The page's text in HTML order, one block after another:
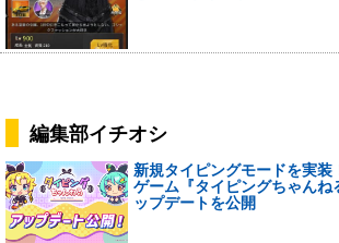
編集部イチオシ
新規タイピングモードを実装
ゲーム『タイピングちゃん
ップデートを公開